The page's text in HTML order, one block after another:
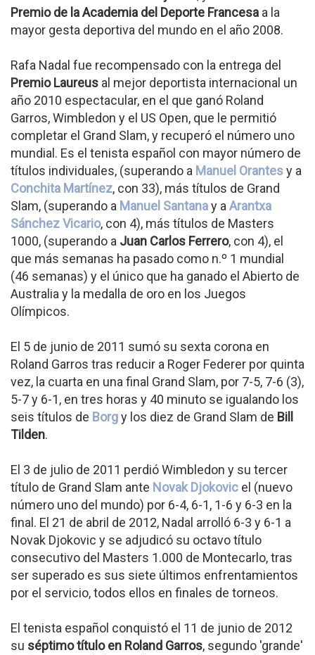
Premio de la Academia del Deporte Francesa a la
mayor gesta deportiva del mundo en el año 2008.
Rafa Nadal fue recompensado con la entrega del
Premio Laureus al mejor deportista internacional un
año 2010 espectacular, en el que ganó Roland
Garros, Wimbledon y el US Open, que le permitió
completar el Grand Slam, y recuperó el número uno
mundial. Es el tenista español con mayor número de
títulos individuales, (superando a Manuel Orantesy a
Conchita Martínez, con 33), más títulos de Grand
Slam, (superando a Manuel Santanay a Arantxa
Sánchez Vicario, con 4), más títulos de Masters
1000, (superando a Juan Carlos Ferrero, con 4), el
que más semanas ha pasado como n.º 1 mundial
(46 semanas) y el único que ha ganado el Abierto de
Australia y la medalla de oro en los Juegos
Olímpicos.
El 5 de junio de 2011 sumó su sexta corona en
Roland Garros tras reducir a Roger Federer por quinta
vez, la cuarta en una final Grand Slam, por 7-5, 7-6 (3),
5-7 y 6-1, en tres horas y 40 minuto se igualando los
seis títulos de Borgy los diez de Grand Slam de Bill
Tilden.
El 3 de julio de 2011 perdió Wimbledon y su tercer
título de Grand Slam ante Novak Djokovic el (nuevo
número uno del mundo) por 6-4, 6-1, 1-6 y 6-3 en la
final. El 21 de abril de 2012, Nadal arrolló 6-3 y 6-1 a
Novak Djokovic y se adjudicó su octavo título
consecutivo del Masters 1.000 de Montecarlo, tras
ser superado es sus siete últimos enfrentamientos
por el servicio, todos ellos en finales de torneos.
El tenista español conquistó el 11 de junio de 2012
su séptimo título en Roland Garros, segundo 'grande'